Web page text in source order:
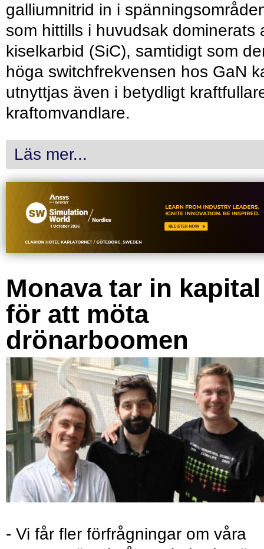
galliumnitrid in i
som hittills i huvudsak dominerats
kiselkarbid (SiC), samtidigt som
höga switchfrekvensen hos GaN
utnyttjas även i betydligt
kraftomvandlare.
Läs mer...
Monava tar in kapital
för att möta
drönarboomen
- Vi får fler förfrågningar om våra